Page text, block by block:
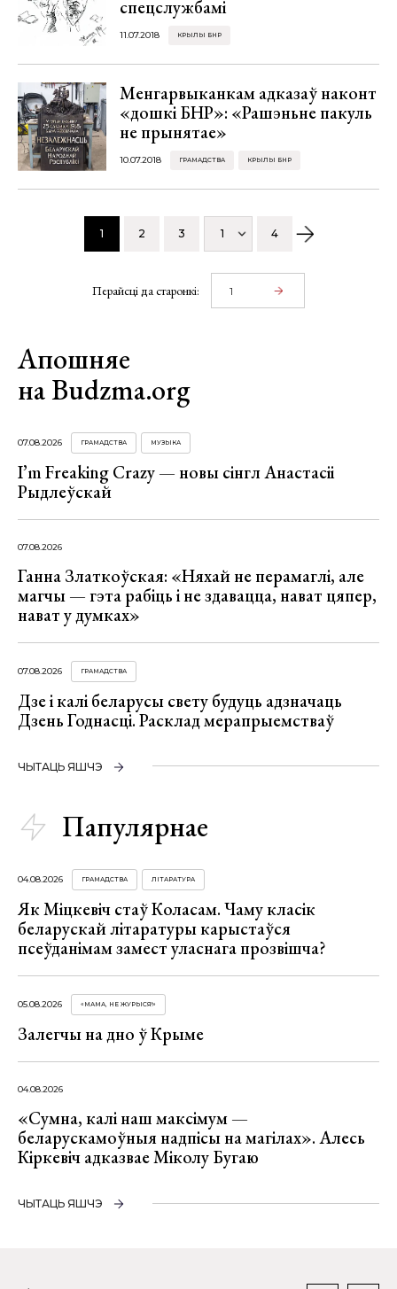
спецслужбамі
11.07.2018 КРЫЛЫ БНР
Менгарвыканкам адказаў наконт
«дошкі БНР»: «Рашэньне пакуль
не прынятае»
10.07.2018 ГРАМАДСТВА КРЫЛЫ БНР
1 2 3 1 4
Перайсці да старонкі:
Апошняе
на Budzma.org
07.08.2026 ГРАМАДСТВА МУЗЫКА
I’m Freaking Crazy — новы сінгл Анастасіі
Рыдлеўскай
07.08.2026
Ганна Златкоўская: «Няхай не перамаглі, але
магчы — гэта рабіць і не здавацца, нават цяпер,
нават у думках»
07.08.2026 ГРАМАДСТВА
Дзе і калі беларусы свету будуць адзначаць
Дзень Годнасці. Расклад мерапрыемстваў
ЧЫТАЦЬ ЯШЧЭ
Папулярнае
04.08.2026 ГРАМАДСТВА ЛІТАРАТУРА
Як Міцкевіч стаў Коласам. Чаму класік
беларускай літаратуры карыстаўся
псеўданімам замест уласнага прозвішча?
05.08.2026 «МАМА, НЕ ЖУРЫСЯ!»
Залегчы на дно ў Крыме
04.08.2026
«Сумна, калі наш максімум —
беларускамоўныя надпісы на магілах». Алесь
Кіркевіч адказвае Міколу Бугаю
ЧЫТАЦЬ ЯШЧЭ